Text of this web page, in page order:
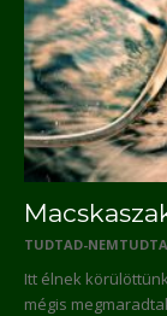
TUDTAD-
Itt élnek
mégis